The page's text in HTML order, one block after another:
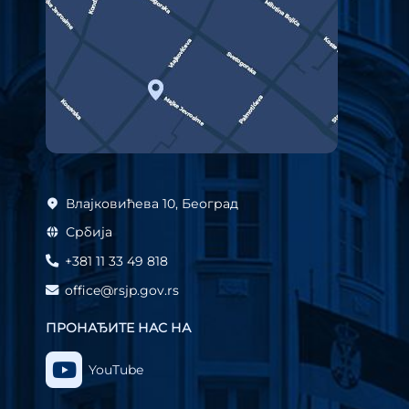
Влајковићева 10, Београд
Србија
+381 11 33 49 818
office@rsjp.gov.rs
ПРОНАЂИТЕ НАС НА
YouTube